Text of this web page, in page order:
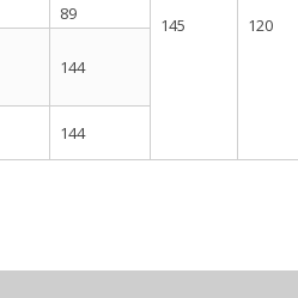
145 120
89
144
144